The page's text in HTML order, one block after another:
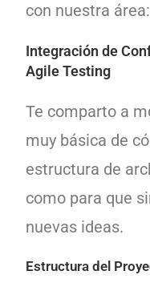
con nuestra
Integración de
Agile Testing
Te comparto a
muy básica de
estructura de
como para que
nuevas ideas.
Estructura del